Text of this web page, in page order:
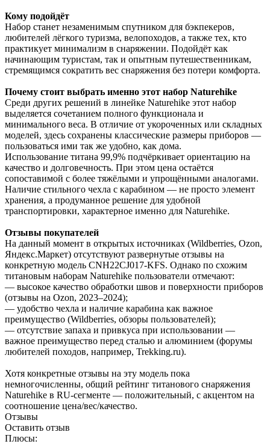
Кому подойдёт
Набор станет незаменимым спутником для бэкпекеров,
любителей лёгкого туризма, велопоходов, а также тех, кто
практикует минимализм в снаряжении. Подойдёт как
начинающим туристам, так и опытным путешественникам,
стремящимся сократить вес снаряжения без потери комфорта.
Почему стоит выбрать именно этот набор Naturehike
Среди других решений в линейке Naturehike этот набор
выделяется сочетанием полного функционала и
минимального веса. В отличие от укороченных или складных
моделей, здесь сохранены классические размеры приборов —
пользоваться ими так же удобно, как дома.
Использование титана 99,9% подчёркивает ориентацию на
качество и долговечность. При этом цена остаётся
сопоставимой с более тяжёлыми и упрощёнными аналогами.
Наличие стильного чехла с карабином — не просто элемент
хранения, а продуманное решение для удобной
транспортировки, характерное именно для Naturehike.
Отзывы покупателей
На данный момент в открытых источниках (Wildberries, Ozon,
Яндекс.Маркет) отсутствуют развернутые отзывы на
конкретную модель CNH22CJ017-KFS. Однако по схожим
титановым наборам Naturehike пользователи отмечают:
— высокое качество обработки швов и поверхности приборов
(отзывы на Ozon, 2023–2024);
— удобство чехла и наличие карабина как важное
преимущество (Wildberries, обзоры пользователей);
— отсутствие запаха и привкуса при использовании —
важное преимущество перед сталью и алюминием (форумы
любителей походов, например, Trekking.ru).
Хотя конкретные отзывы на эту модель пока
немногочисленны, общий рейтинг титанового снаряжения
Naturehike в RU-сегменте — положительный, с акцентом на
соотношение цена/вес/качество.
Отзывы
Оставить отзыв
Плюсы: